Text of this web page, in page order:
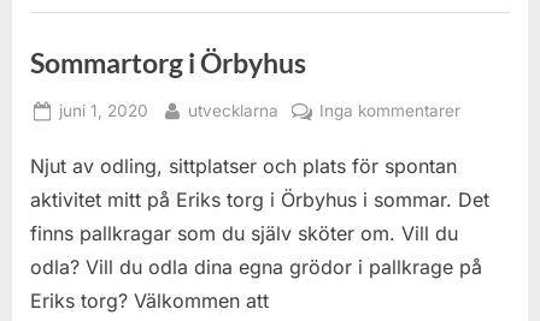
Sommartorg i Örbyhus
Posted
juni 1, 2020 By
utvecklarna Inga kommentarertill
Örbyhus
Njut av odling, sittplatser och plats för spontan
aktivitet mitt på Eriks torg i Örbyhus i sommar. Det
finns pallkragar som du själv sköter om. Vill du
odla? Vill du odla dina egna grödor i pallkrage på
Eriks torg? Välkommen att